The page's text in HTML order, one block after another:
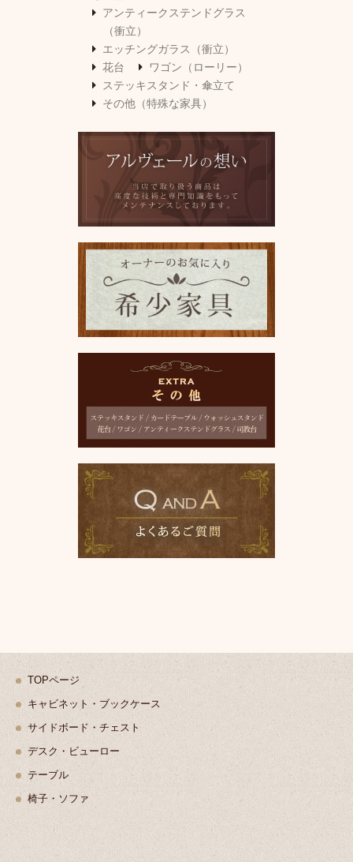
アンティークステンドグラス
（衝立）
エッチングガラス（衝立）
花台
ワゴン（ローリー）
ステッキスタンド・傘立て
その他（特殊な家具）
TOPページ
キャビネット・ブックケース
サイドボード・チェスト
デスク・ビューロー
テーブル
椅子・ソファ